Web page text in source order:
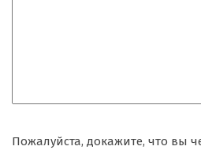
Пожалуйста, докажите, что вы